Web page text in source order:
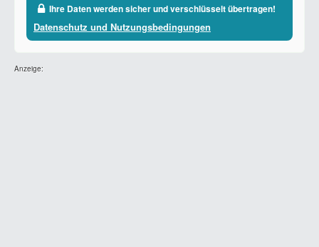
Ihre Daten werden sicher und verschlüsselt übertragen!
Datenschutz und Nutzungsbedingungen
Anzeige: